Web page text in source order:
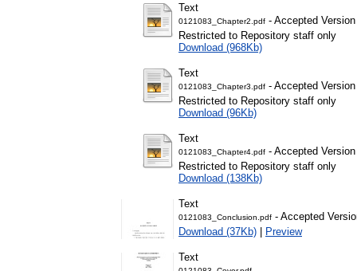
Text
0121083_Chapter2.pdf - Accepted Version
Restricted to Repository staff only
Download (968Kb)
Text
0121083_Chapter3.pdf - Accepted Version
Restricted to Repository staff only
Download (96Kb)
Text
0121083_Chapter4.pdf - Accepted Version
Restricted to Repository staff only
Download (138Kb)
Text
0121083_Conclusion.pdf - Accepted
Download (37Kb) | Preview
Text